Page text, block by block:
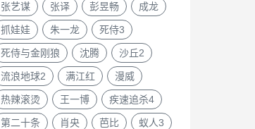
张艺谋 张译 彭昱畅 成龙
抓娃娃 朱一龙 死侍3
死侍与金刚狼 沈腾 沙丘2
流浪地球2 满江红 漫威
热辣滚烫 王一博 疾速追杀4
第二十条 肖央 芭比 蚁人3